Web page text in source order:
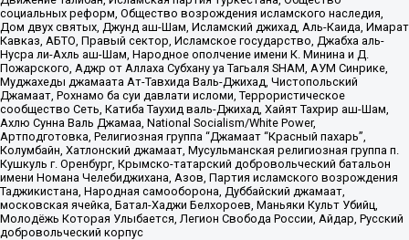
социальных реформ, Общество возрождения исламского наследия,
Дом двух святых, Джунд аш-Шам, Исламский джихад, Аль-Каида, Имарат
Кавказ, АБТО, Правый сектор, Исламское государство, Джабха аль-
Нусра ли-Ахль аш-Шам, Народное ополчение имени К. Минина и Д.
Пожарского, Аджр от Аллаха Субхану уа Тагьаля SHAM, АУМ Синрике,
Муджахеды джамаата Ат-Тавхида Валь-Джихад, Чистопольский
Джамаат, Рохнамо ба суи давлати исломи, Террористическое
сообщество Сеть, Катиба Таухид валь-Джихад, Хайят Тахрир аш-Шам,
Ахлю Сунна Валь Джамаа, National Socialism/White Power,
Артподготовка, Религиозная группа “Джамаат “Красный пахарь”,
Колумбайн, Хатлонский джамаат, Мусульманская религиозная группа п.
Кушкуль г. Оренбург, Крымско-татарский добровольческий батальон
имени Номана Челебиджихана, Азов, Партия исламского возрождения
Таджикистана, Народная самооборона, Дуббайский джамаат,
московская ячейка, Батал-Хаджи Белхороев, Маньяки Культ Убийц,
Молодёжь Которая Улыбается, Легион Свобода России, Айдар, Русский
добровольческий корпус